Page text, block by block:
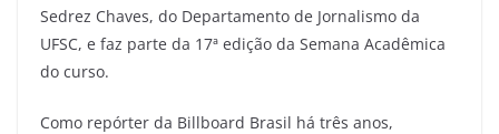
Sedrez Chaves, do Departamento de Jornalismo da
UFSC, e faz parte da 17ª edição da Semana Acadêmica
do curso.
Como repórter da Billboard Brasil há três anos,